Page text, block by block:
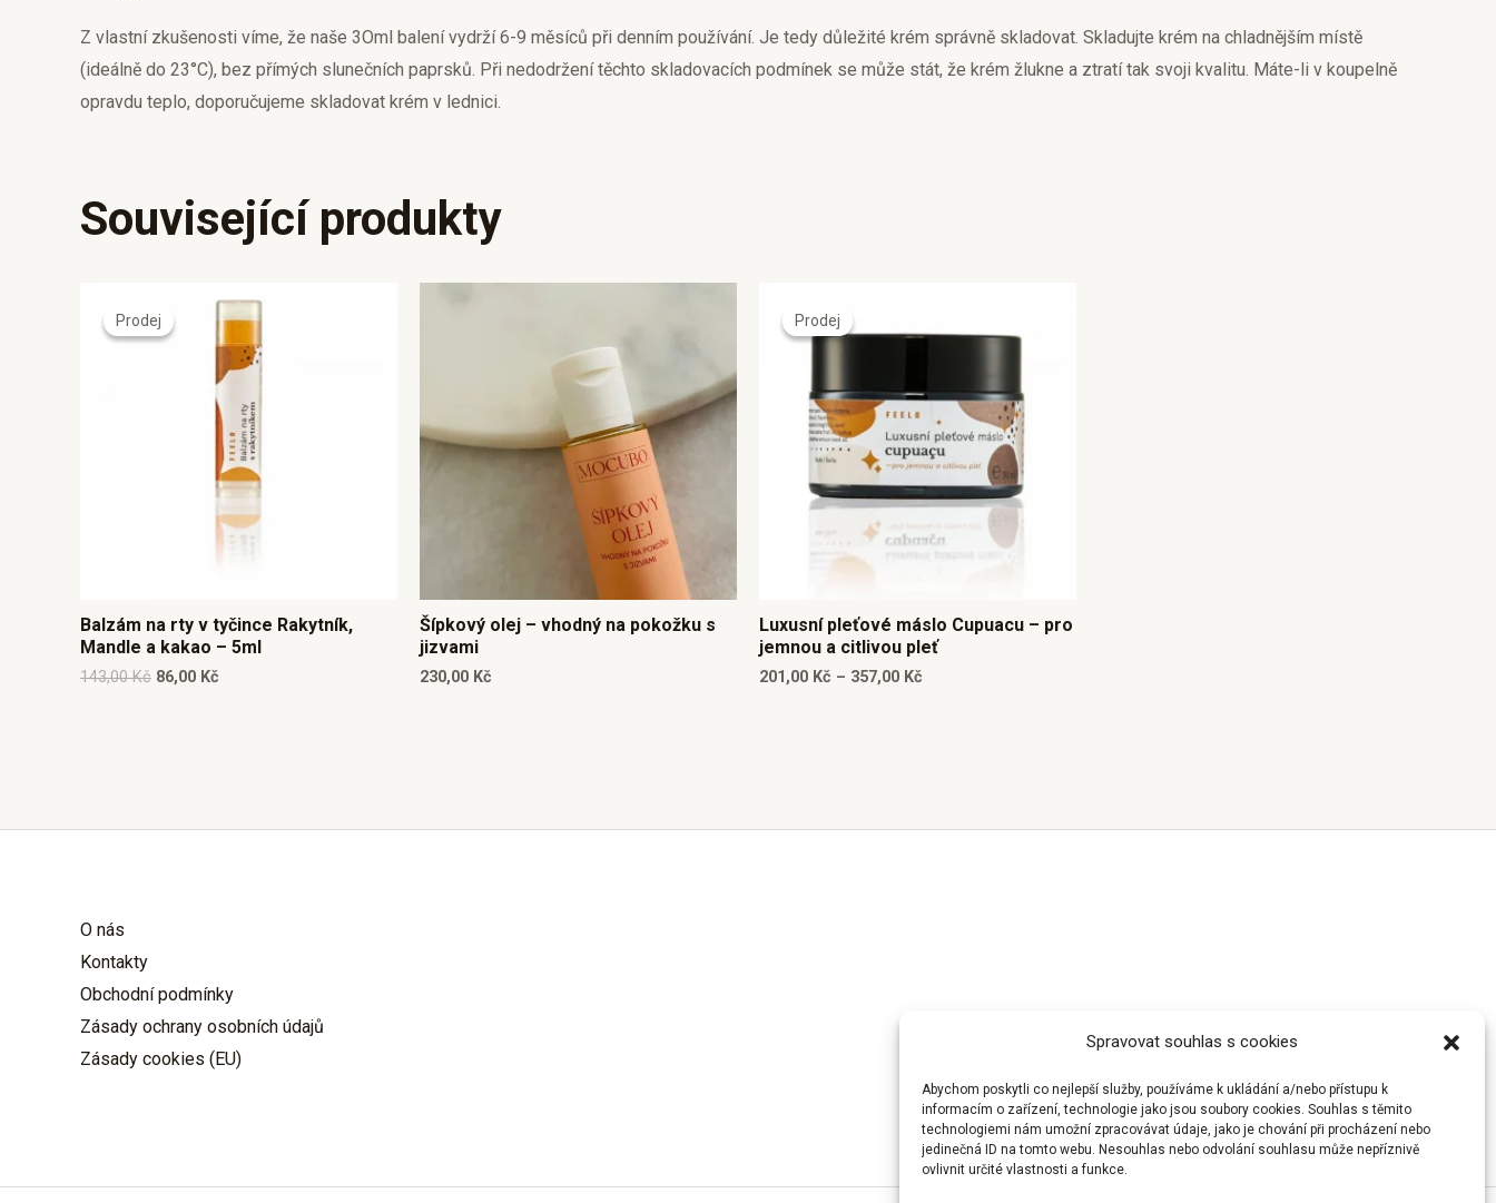
Spravovat souhlas s cookies
Abychom poskytli co nejlepší služby, používáme k ukládání a/nebo přístupu k
informacím o zařízení, technologie jako jsou soubory cookies. Souhlas s těmito
technologiemi nám umožní zpracovávat údaje, jako je chování při procházení nebo
jedinečná ID na tomto webu. Nesouhlas nebo odvolání souhlasu může nepříznivě
ovlivnit určité vlastnosti a funkce.
Z vlastní zkušenosti víme, že naše 3Oml balení vydrží 6-9 měsíců při denním používání. Je tedy důležité krém správně skladovat. Skladujte krém na chladnějším místě
(ideálně do 23°C), bez přímých slunečních paprsků. Při nedodržení těchto skladovacích podmínek se může stát, že krém žlukne a ztratí tak svoji kvalitu. Máte-li v koupelně
opravdu teplo, doporučujeme skladovat krém v lednici.
Související produkty
Prodej
Prodej
Balzám na rty v tyčince Rakytník,
Mandle a kakao – 5ml
143,00Kč
price
was:
143,00 Kč.
86,00 Kč
is:
86,00 Kč.
Šípkový olej – vhodný na pokožku s
jizvami
230,00 Kč
Prodej
Prodej
Luxusní pleťové máslo Cupuacu – pro
jemnou a citlivou pleť
201,00 Kč – 357,00 Kč
O nás
Kontakty
Obchodní podmínky
Zásady ochrany osobních údajů
Zásady cookies (EU)